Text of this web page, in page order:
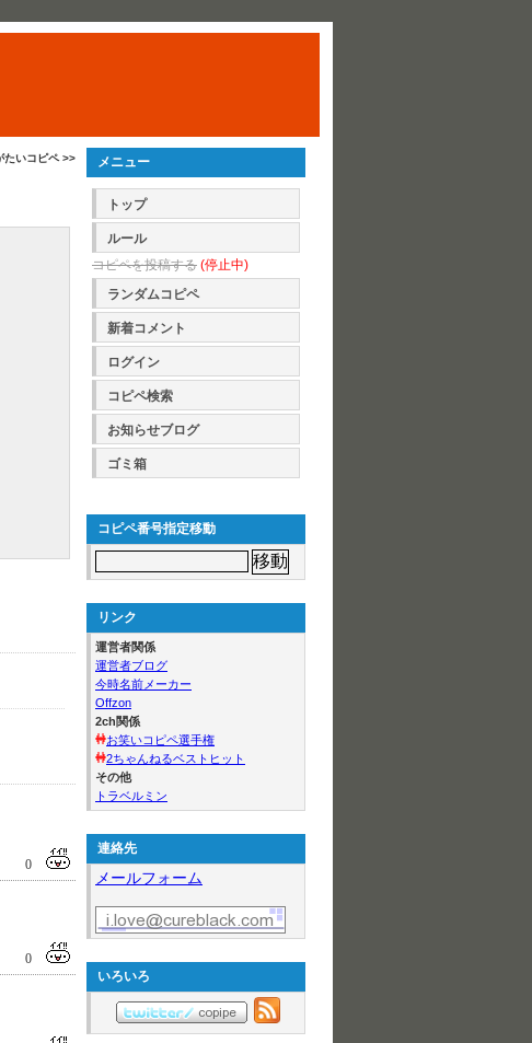
たいコピペ >>
0
0
メニュー
トップ
ルール
コピペを投稿する (停止中)
ランダムコピペ
新着コメント
ログイン
コピペ検索
お知らせブログ
ゴミ箱
コピペ番号指定移動
リンク
運営者関係
運営者ブログ
今時名前メーカー
Offzon
2ch関係
お笑いコピペ選手権
2ちゃんねるベストヒット
その他
トラベルミン
連絡先
メールフォーム
いろいろ